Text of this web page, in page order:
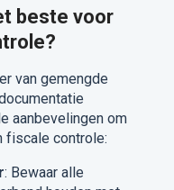
beste voor
van gemengde
aanbevelingen om
fiscale controle:
: Bewaar alle